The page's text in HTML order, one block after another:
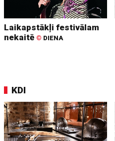
Laikapstākļi festivālam
nekaitē © DIENA
KDI